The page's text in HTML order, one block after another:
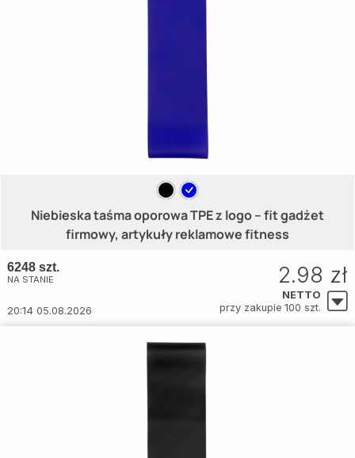
Niebieska taśma oporowa TPE z logo – fit gadżet
firmowy, artykuły reklamowe fitness
6248 szt.
NA STANIE
20:14 05.08.2026
2.98 zł
NETTO
przy zakupie 100 szt.